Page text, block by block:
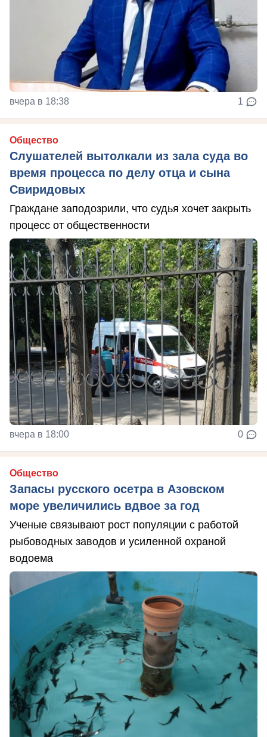
вчера в 18:38 1
Общество
Слушателей вытолкали из зала суда во
время процесса по делу отца и сына
Свиридовых
Граждане заподозрили, что судья хочет закрыть
процесс от общественности
вчера в 18:00 0
Общество
Запасы русского осетра в Азовском
море увеличились вдвое за год
Ученые связывают рост популяции с работой
рыбоводных заводов и усиленной охраной
водоема